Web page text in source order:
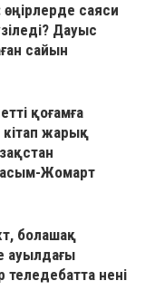
саяси
Дауыс
сайын
қоғамға
жарық
Жомарт
болашақ
ауылдағы
теледебатта нені